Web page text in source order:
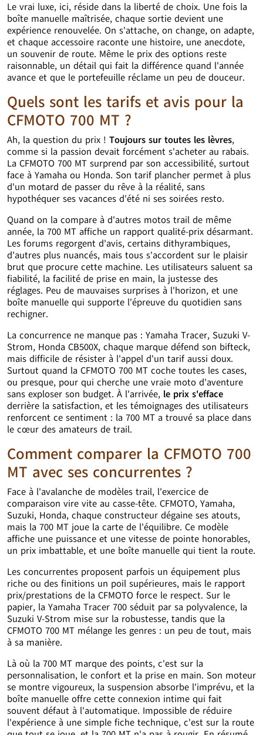
Le vrai luxe, ici, réside dans la liberté de choix. Une fois la
boîte manuelle maîtrisée, chaque sortie devient une
expérience renouvelée. On s'attache, on change, on adapte,
et chaque accessoire raconte une histoire, une anecdote,
un souvenir de route. Même le prix des options reste
raisonnable, un détail qui fait la différence quand l'année
avance et que le portefeuille réclame un peu de douceur.
Quels sont les tarifs et avis pour la
CFMOTO 700 MT ?
Ah, la question du prix ! Toujours sur toutes les lèvres,
comme si la passion devait forcément s'acheter au rabais.
La CFMOTO 700 MT surprend par son accessibilité, surtout
face à Yamaha ou Honda. Son tarif plancher permet à plus
d'un motard de passer du rêve à la réalité, sans
hypothéquer ses vacances d'été ni ses soirées resto.
Quand on la compare à d'autres motos trail de même
année, la 700 MT affiche un rapport qualité-prix désarmant.
Les forums regorgent d'avis, certains dithyrambiques,
d'autres plus nuancés, mais tous s'accordent sur le plaisir
brut que procure cette machine. Les utilisateurs saluent sa
fiabilité, la facilité de prise en main, la justesse des
réglages. Peu de mauvaises surprises à l'horizon, et une
boîte manuelle qui supporte l'épreuve du quotidien sans
rechigner.
La concurrence ne manque pas : Yamaha Tracer, Suzuki V-
Strom, Honda CB500X, chaque marque défend son bifteck,
mais difficile de résister à l'appel d'un tarif aussi doux.
Surtout quand la CFMOTO 700 MT coche toutes les cases,
ou presque, pour qui cherche une vraie moto d'aventure
sans exploser son budget. À l'arrivée, le prix s'efface
derrière la satisfaction, et les témoignages des utilisateurs
renforcent ce sentiment : la 700 MT a trouvé sa place dans
le cœur des amateurs de trail.
Comment comparer la CFMOTO 700
MT avec ses concurrentes ?
Face à l'avalanche de modèles trail, l'exercice de
comparaison vire vite au casse-tête. CFMOTO, Yamaha,
Suzuki, Honda, chaque constructeur dégaine ses atouts,
mais la 700 MT joue la carte de l'équilibre. Ce modèle
affiche une puissance et une vitesse de pointe honorables,
un prix imbattable, et une boîte manuelle qui tient la route.
Les concurrentes proposent parfois un équipement plus
riche ou des finitions un poil supérieures, mais le rapport
prix/prestations de la CFMOTO force le respect. Sur le
papier, la Yamaha Tracer 700 séduit par sa polyvalence, la
Suzuki V-Strom mise sur la robustesse, tandis que la
CFMOTO 700 MT mélange les genres : un peu de tout, mais
à sa manière.
Là où la 700 MT marque des points, c'est sur la
personnalisation, le confort et la prise en main. Son moteur
se montre vigoureux, la suspension absorbe l'imprévu, et la
boîte manuelle offre cette connexion intime qui fait
souvent défaut à l'automatique. Impossible de réduire
l'expérience à une simple fiche technique, c'est sur la route